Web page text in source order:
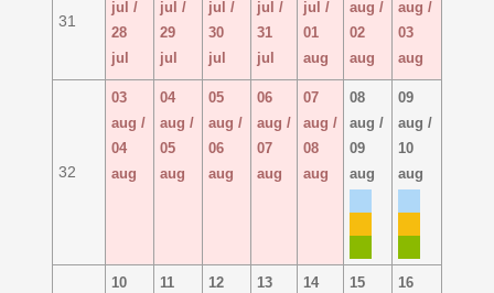
31
jul /
28
jul
jul /
29
jul
jul /
30
jul
jul /
31
jul
jul /
01
aug
aug /
02
aug
aug /
03
aug
32
03
aug /
04
aug
04
aug /
05
aug
05
aug /
06
aug
06
aug /
07
aug
07
aug /
08
aug
08
aug /
09
aug
09
aug /
10
aug
10
11
12
13
14
15
16